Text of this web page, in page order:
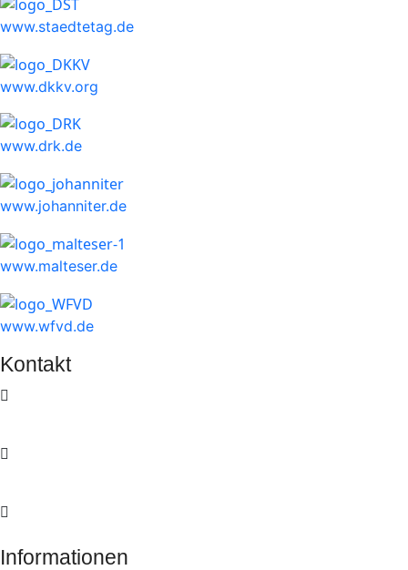
www.staedtetag.de
www.dkkv.org
www.drk.de
www.johanniter.de
www.malteser.de
www.wfvd.de
Kontakt
Informationen